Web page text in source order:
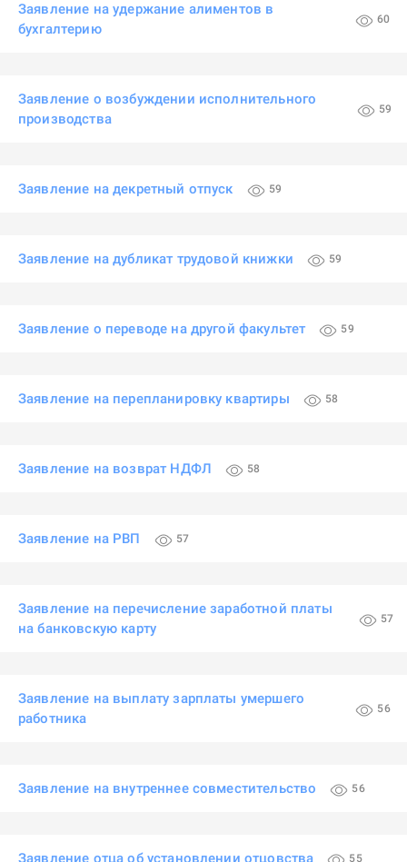
Заявление на удержание алиментов в
бухгалтерию
60
Заявление о возбуждении исполнительного
производства
59
Заявление на декретный отпуск 59
Заявление на дубликат трудовой книжки 59
Заявление о переводе на другой факультет 59
Заявление на перепланировку квартиры 58
Заявление на возврат НДФЛ 58
Заявление на РВП 57
Заявление на перечисление заработной платы
на банковскую карту
57
Заявление на выплату зарплаты умершего
работника
56
Заявление на внутреннее совместительство 56
Заявление отца об установлении отцовства 55